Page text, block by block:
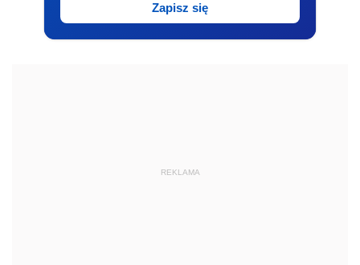
Zapisz się
REKLAMA